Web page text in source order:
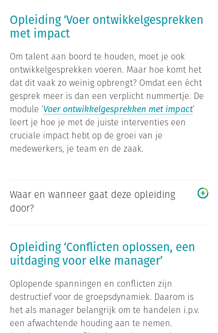
Opleiding ‘Voer ontwikkelgesprekken
met impact
Om talent aan boord te houden, moet je ook
ontwikkelgesprekken voeren. Maar hoe komt het
dat dit vaak zo weinig opbrengt? Omdat een écht
gesprek meer is dan een verplicht nummertje. De
module ‘Voer ontwikkelgesprekken met impact’
leert je hoe je met de juiste interventies een
cruciale impact hebt op de groei van je
medewerkers, je team en de zaak.
Waar en wanneer gaat deze opleiding
door?
Opleiding ‘Conflicten oplossen, een
uitdaging voor elke manager’
Oplopende spanningen en conflicten zijn
destructief voor de groepsdynamiek. Daarom is
het als manager belangrijk om te handelen i.p.v.
een afwachtende houding aan te nemen.